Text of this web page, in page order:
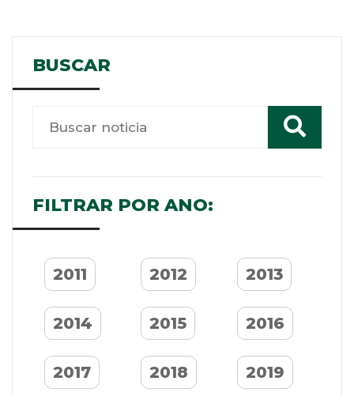
BUSCAR
FILTRAR POR ANO:
2011 2012 2013
2014 2015 2016
2017 2018 2019